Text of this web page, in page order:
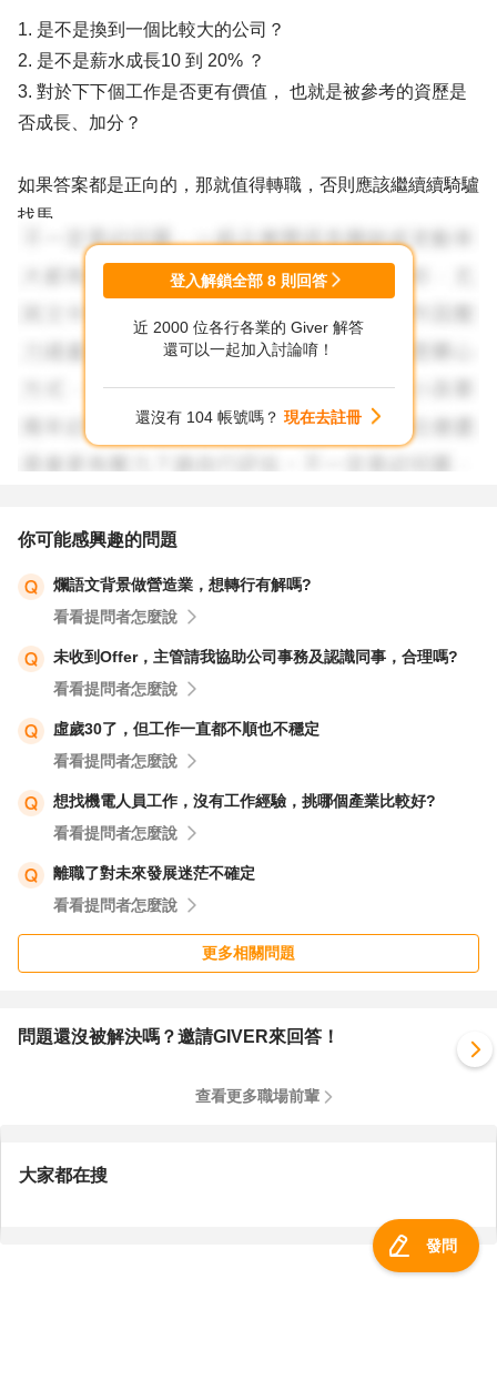
1. 是不是換到一個比較大的公司？
2. 是不是薪水成長10 到 20% ？
3. 對於下下個工作是否更有價值， 也就是被參考的資歷是
否成長、加分？
如果答案都是正向的，那就值得轉職，否則應該繼續續騎驢
找馬。
至於拒絕的話，盡量選擇中性，以不傷及原來的情感為原
則，像因為無法輪班，新工作沒有把握怕連累到舊同事等
登入解鎖全部 8 則回答
近 2000 位各行各業的 Giver 解答
還可以一起加入討論唷！
還沒有 104 帳號嗎？ 現在去註冊
你可能感興趣的問題
爛語文背景做營造業，想轉行有解嗎?
看看提問者怎麼說
未收到Offer，主管請我協助公司事務及認識同事，合理嗎?
看看提問者怎麼說
虛歲30了，但工作一直都不順也不穩定
看看提問者怎麼說
想找機電人員工作，沒有工作經驗，挑哪個產業比較好?
看看提問者怎麼說
離職了對未來發展迷茫不確定
看看提問者怎麼說
更多相關問題
問題還沒被解決嗎？邀請GIVER來回答！
查看更多職場前輩
大家都在搜
發問